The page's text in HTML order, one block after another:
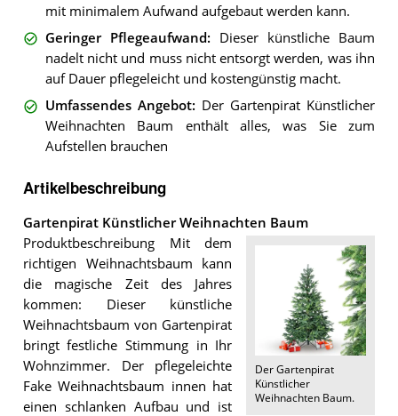
mit minimalem Aufwand aufgebaut werden kann.
Geringer Pflegeaufwand: Dieser künstliche Baum
nadelt nicht und muss nicht entsorgt werden, was ihn
auf Dauer pflegeleicht und kostengünstig macht.
Umfassendes Angebot: Der Gartenpirat Künstlicher
Weihnachten Baum enthält alles, was Sie zum
Aufstellen brauchen
Artikelbeschreibung
Gartenpirat Künstlicher Weihnachten Baum
Der Gartenpirat
Künstlicher
Weihnachten Baum.
Produktbeschreibung Mit dem
richtigen Weihnachtsbaum kann
die magische Zeit des Jahres
kommen: Dieser künstliche
Weihnachtsbaum von Gartenpirat
bringt festliche Stimmung in Ihr
Wohnzimmer. Der pflegeleichte
Fake Weihnachtsbaum innen hat
einen schlanken Aufbau und ist